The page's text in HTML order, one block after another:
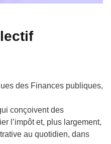
des Finances publiques,
conçoivent des
l’impôt et, plus largement,
au quotidien, dans